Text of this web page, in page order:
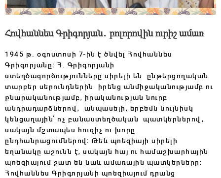
Հովհաննես Գրիգորյան․ բոլորովին ուրիշ ամառ
1945 թ․ օգոստոսի 7-ին է ծնվել Հովհաննես
Գրիգորյանը։ Հ․ Գրիգորյանի
ստեղծագործությունները սիրելի են ընթերցողական
տարբեր սերունդներին իրենց անմիջականությամբ ու
քնարականությամբ, իրականության նուրբ
անդրադարձներով, անպասելի, երբեմն նույնիսկ
կենցաղային՝ ոչ բանաստեղծական պատկերներով,
սակայն մշտապես հուզիչ ու խորը
ընդհանրացումներով։ Թեև պոեզիայի սիրելի
եղանակը աշունն է, սակայն հայ ու համաշխարհային
պոեզիայում շատ են նաև ամառային պատկերները։
Հովհաննես Գրիգորյանի պոեզիայում դրանց